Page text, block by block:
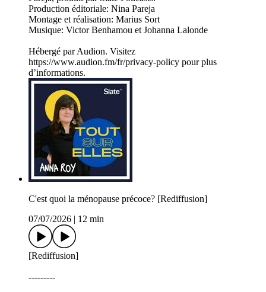
Production éditoriale: Nina Pareja
Montage et réalisation: Marius Sort
Musique: Victor Benhamou et Johanna Lalonde
Hébergé par Audion. Visitez
https://www.audion.fm/fr/privacy-policy pour plus
d’informations.
C'est quoi la ménopause précoce? [Rediffusion]
07/07/2026
12 min
[Rediffusion]
---------